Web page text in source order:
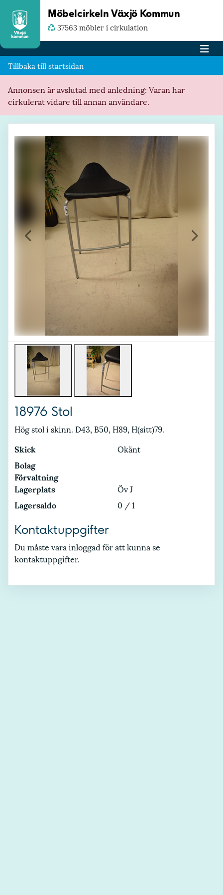
Möbelcirkeln Växjö Kommun
37563 möbler i cirkulation
Tillbaka till startsidan
Annonsen är avslutad med anledning: Varan har
cirkulerat vidare till annan användare.
Föregående Nästa
18976 Stol
Hög stol i skinn. D43, B50, H89, H(sitt)79.
Skick
Okänt
Bolag
Förvaltning
Lagerplats
Öv J
Lagersaldo
0 / 1
Kontaktuppgifter
Du måste vara inloggad för att kunna se
kontaktuppgifter.